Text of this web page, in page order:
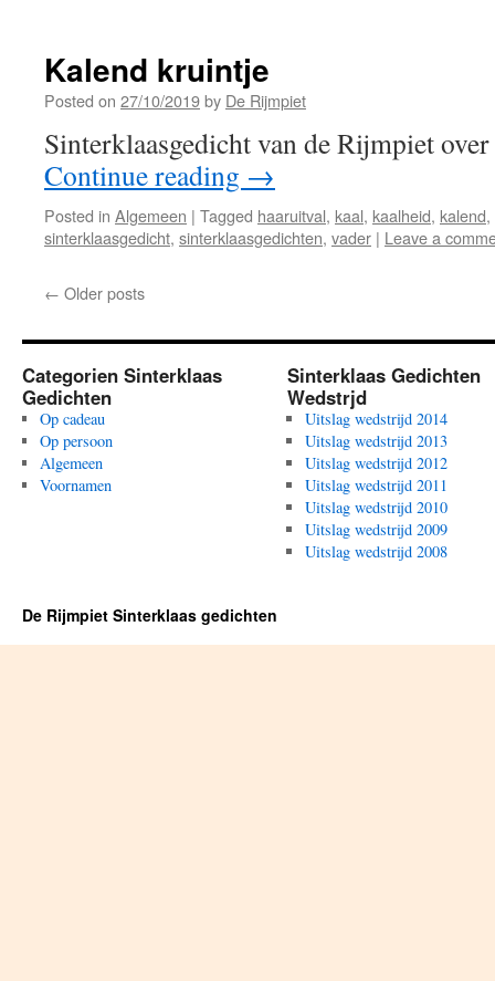
Kalend kruintje
Posted on 27/10/2019by De Rijmpiet
Sinterklaasgedicht van de Rijmpiet
Continue reading →
Posted in Algemeen | Tagged haaruitval, kaal, kaalheid, kalend,
sinterklaasgedicht, sinterklaasgedichten, vader | Leave a
← Older posts
Categorien Sinterklaas
Gedichten
Op cadeau
Op persoon
Algemeen
Voornamen
Sinterklaas Gedichten
Wedstrjd
Uitslag wedstrijd 2014
Uitslag wedstrijd 2013
Uitslag wedstrijd 2012
Uitslag wedstrijd 2011
Uitslag wedstrijd 2010
Uitslag wedstrijd 2009
Uitslag wedstrijd 2008
De Rijmpiet Sinterklaas gedichten